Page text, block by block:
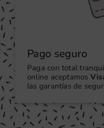
Pago seguro
Paga con total
online aceptamos
las garantías de